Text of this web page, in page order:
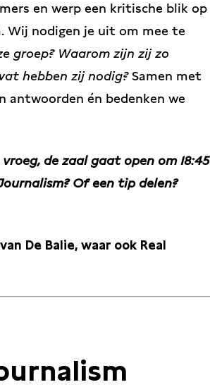
en werp een kritische blik op
Wij nodigen je uit om mee te
groep? Waarom zijn zij zo
hebben zij nodig? Samen met
antwoorden én bedenken we
de zaal gaat open om 18:45
Of een tip delen?
De Balie, waar ook Real